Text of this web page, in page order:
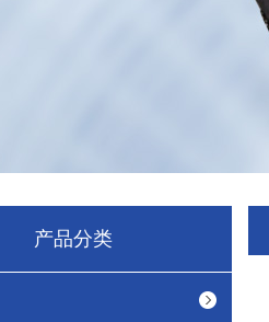
产品分类